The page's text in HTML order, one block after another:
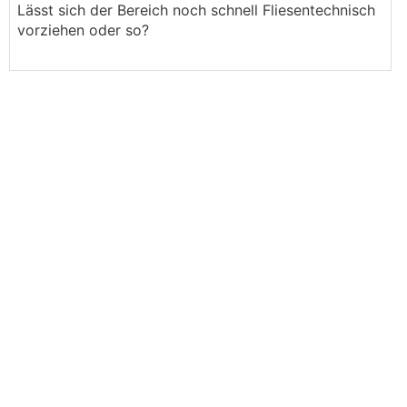
Lässt sich der Bereich noch schnell Fliesentechnisch
vorziehen oder so?